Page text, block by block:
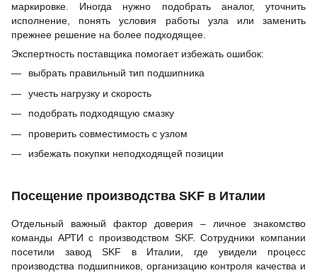
маркировке. Иногда нужно подобрать аналог, уточнить
исполнение, понять условия работы узла или заменить
прежнее решение на более подходящее.
Экспертность поставщика помогает избежать ошибок:
выбрать правильный тип подшипника
учесть нагрузку и скорость
подобрать подходящую смазку
проверить совместимость с узлом
избежать покупки неподходящей позиции
Посещение производства SKF в Италии
Отдельный важный фактор доверия – личное знакомство
команды АРТИ с производством SKF. Сотрудники компании
посетили завод SKF в Италии, где увидели процесс
производства подшипников, организацию контроля качества и